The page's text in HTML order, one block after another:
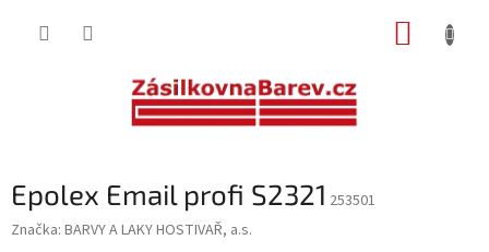
Epolex Email profi S2321 253501
Značka: BARVY A LAKY HOSTIVAŘ, a.s.